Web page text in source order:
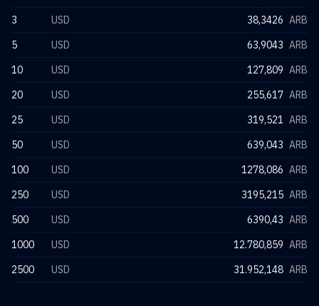
3
USD 38,3426 ARB
5
USD 63,9043 ARB
10
USD 127,809 ARB
20
USD 255,617 ARB
25
USD 319,521 ARB
50
USD 639,043 ARB
100
USD 1278,086 ARB
250
USD 3195,215 ARB
500
USD 6390,43 ARB
1000
USD 12.780,859 ARB
2500
USD 31.952,148 ARB